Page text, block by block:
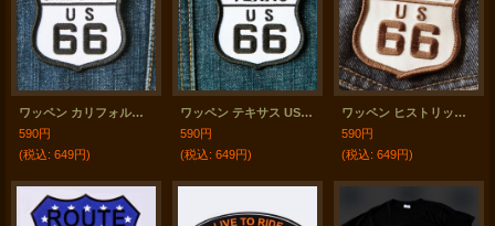
ワッペン カリフォルニア US ルート66 ブラック・ホワイト/Patch Route 66
590円
(税込: 649円)
ワッペン テキサス US ルート66 ブラック・ホワイト 63mm×63mm/Patch TEXAS Route 66
590円
(税込: 649円)
ワッペン ヒストリック ルート66 クリーム・ブラウン/Patch Route 66
590円
(税込: 649円)